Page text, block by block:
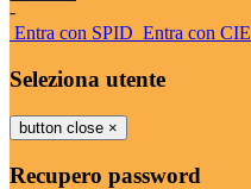
-
Entra con SPID Entra con CIE
Seleziona utente
button close ×
Recupero password